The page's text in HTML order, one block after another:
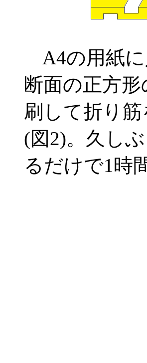
A4の用紙に
断面の正方
刷して折り
(図2)。久し
るだけで1時